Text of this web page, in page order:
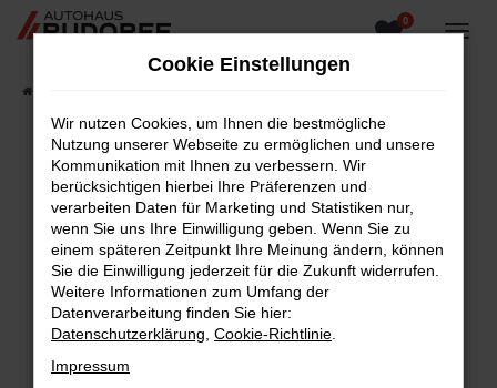
Zum
0
Fehler: Network Error
Beim Laden ist ein Fehler aufgetreten.
Hier sind ein paar Tipps, die dir helfen können:
Überprüfe deine Firewall und deine
Internetverbindung.
Laden andere Webseiten, zum Beispiel deine
Suchmaschine?
Cookie Einstellungen
Wir nutzen Cookies, um Ihnen die bestmögliche
Nutzung unserer Webseite zu ermöglichen und unsere
Kommunikation mit Ihnen zu verbessern. Wir
berücksichtigen hierbei Ihre Präferenzen und
verarbeiten Daten für Marketing und Statistiken nur,
wenn Sie uns Ihre Einwilligung geben. Wenn Sie zu
einem späteren Zeitpunkt Ihre Meinung ändern, können
Sie die Einwilligung jederzeit für die Zukunft widerrufen.
Weitere Informationen zum Umfang der
Datenverarbeitung finden Sie hier:
Datenschutzerklärung Cookie-Richtlinie
Impressum